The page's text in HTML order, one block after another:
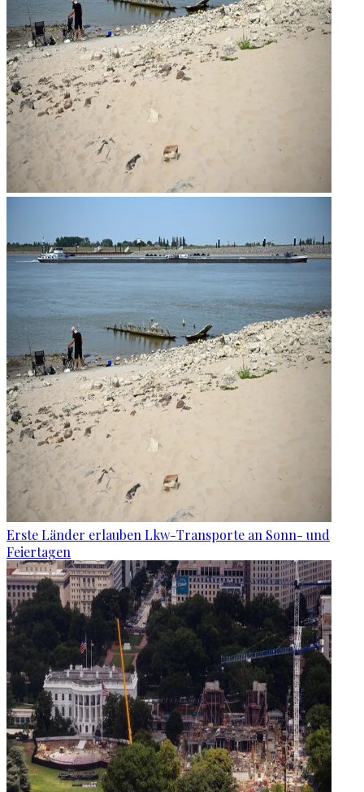
Erste Länder erlauben Lkw-Transporte an Sonn- und
Feiertagen